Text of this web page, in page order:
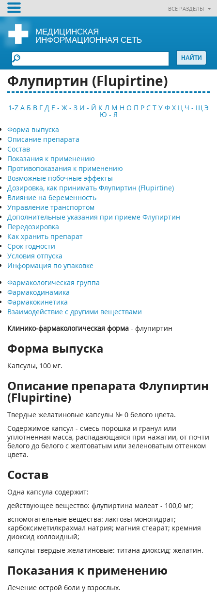
ВСЕ РАЗДЕЛЫ
МЕДИЦИНСКАЯ
ИНФОРМАЦИОННАЯ СЕТЬ
Флупиртин (Flupirtine)
1-Z А Б В Г Д Е - Ж - З И - Й К Л М Н О П Р С Т У Ф Х Ц Ч - Щ Э
Ю - Я
Форма выпуска
Описание препарата
Состав
Показания к применению
Противопоказания к применению
Возможные побочные эффекты
Дозировка, как принимать Флупиртин (Flupirtine)
Влияние на беременность
Управление транспортом
Дополнительные указания при приеме Флупиртин
Передозировка
Как хранить препарат
Срок годности
Условия отпуска
Информация по упаковке
Фармакологическая группа
Фармакодинамика
Фармакокинетика
Взаимодействие с другими веществами
Клинико-фармакологическая форма - флупиртин
Форма выпуска
Капсулы, 100 мг.
Описание препарата Флупиртин
(Flupirtine)
Твердые желатиновые капсулы № 0 белого цвета.
Содержимое капсул - смесь порошка и гранул или
уплотненная масса, распадающаяся при нажатии, от почти
белого до белого с желтоватым или зеленоватым оттенком
цвета.
Состав
Одна капсула содержит:
действующее вещество: флупиртина малеат - 100,0 мг;
вспомогательные вещества: лактозы моногидрат;
карбоксиметилкрахмал натрия; магния стеарат; кремния
диоксид коллоидный;
капсулы твердые желатиновые: титана диоксид; желатин.
Показания к применению
Лечение острой боли у взрослых.